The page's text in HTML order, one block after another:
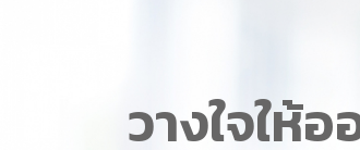
วางใจให้